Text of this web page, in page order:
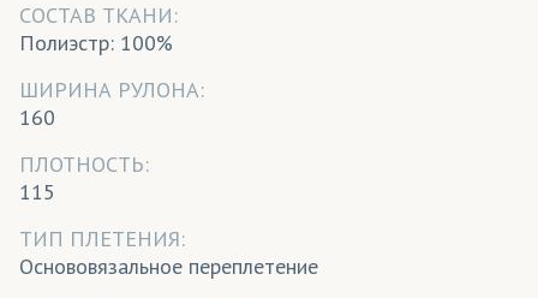
CОСТАВ ТКАНИ:
Полиэстр: 100%
ШИРИНА РУЛОНА:
160
ПЛОТНОСТЬ:
115
ТИП ПЛЕТЕНИЯ:
Основовязальное переплетение